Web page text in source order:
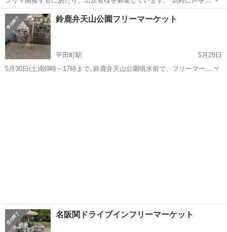
けて下さい。
三重 名張市 名張駅 フリーマーケット フリマ
鈴鹿弁天山公園フリーマーケット
平田町駅
5月28日
5月30日(土)朝9時～17時まで､鈴鹿弁天山公園噴水前で、フリーマーケ
名阪関ドライブインフリーマーケット